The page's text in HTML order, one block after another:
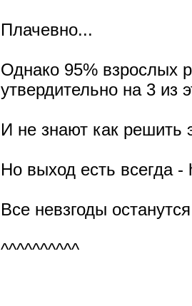
Плачевно...
Однако 95% взрослых
утвердительно на 3 из
И не знают как решить
Но выход есть всегда
Все невзгоды
^^^^^^^^^^